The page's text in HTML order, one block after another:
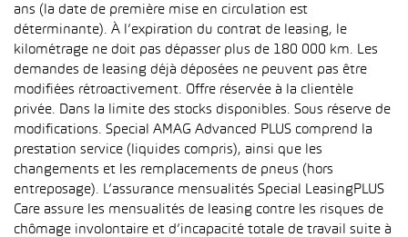
ans (la date de première mise en circulation est
déterminante). À l’expiration du contrat de leasing, le
kilométrage ne doit pas dépasser plus de 180 000 km. Les
demandes de leasing déjà déposées ne peuvent pas être
modifiées rétroactivement. Offre réservée à la clientèle
privée. Dans la limite des stocks disponibles. Sous réserve de
modifications. Special AMAG Advanced PLUS comprend la
prestation service (liquides compris), ainsi que les
changements et les remplacements de pneus (hors
entreposage). L’assurance mensualités Special LeasingPLUS
Care assure les mensualités de leasing contre les risques de
chômage involontaire et d’incapacité totale de travail suite à